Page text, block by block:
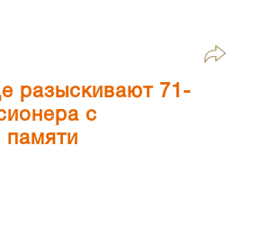
разыскивают 71-
с
памяти